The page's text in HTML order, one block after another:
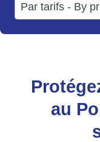
available
Par tarifs - By
results
available
au